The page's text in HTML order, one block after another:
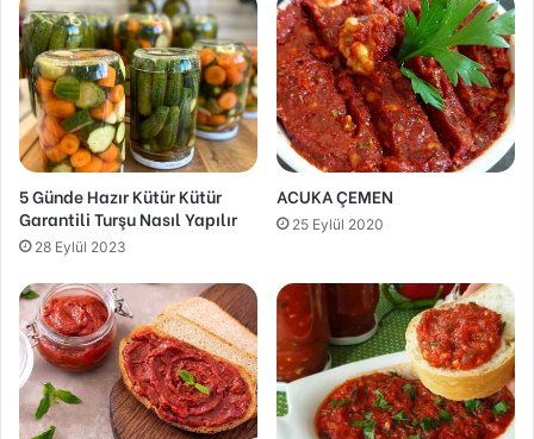
5 Günde Hazır Kütür Kütür
Garantili Turşu Nasıl Yapılır
28 Eylül 2023
ACUKA ÇEMEN
25 Eylül 2020